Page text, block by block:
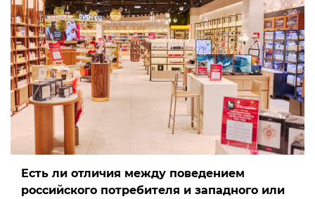
Есть ли отличия между поведением
российского потребителя и западного или